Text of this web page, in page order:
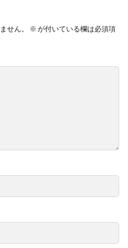
せん。 ※ が付いている欄は必須項